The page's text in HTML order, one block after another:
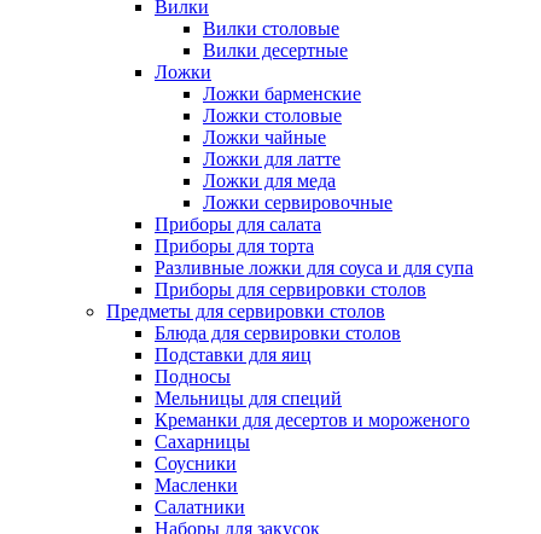
Вилки
Вилки столовые
Вилки десертные
Ложки
Ложки барменские
Ложки столовые
Ложки чайные
Ложки для латте
Ложки для меда
Ложки сервировочные
Приборы для салата
Приборы для торта
Разливные ложки для соуса и для супа
Приборы для сервировки столов
Предметы для сервировки столов
Блюда для сервировки столов
Подставки для яиц
Подносы
Мельницы для специй
Креманки для десертов и мороженого
Сахарницы
Соусники
Масленки
Салатники
Наборы для закусок